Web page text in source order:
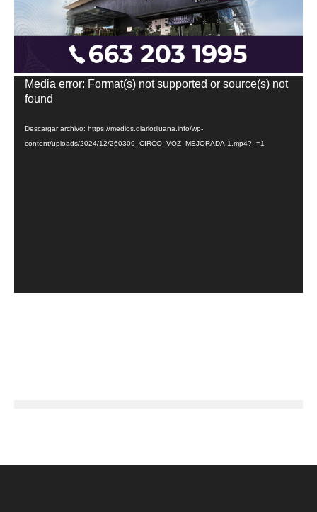
Reproductor
de
Media error: Format(s) not supported or source(s) not
found
Descargar archivo: https://medios.diariotijuana.info/wp-
content/uploads/2024/12/260309_CIRCO_VOZ_MEJORADA-1.mp4?_=1